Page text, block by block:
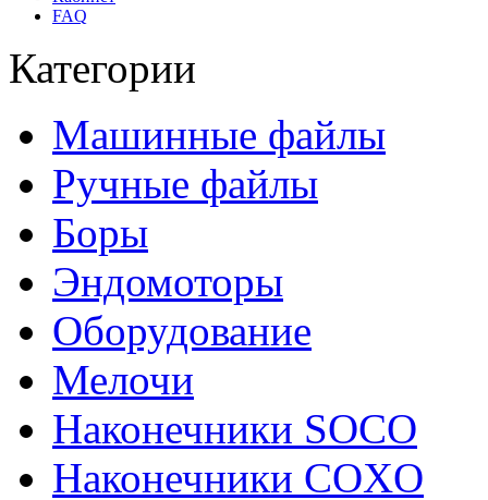
FAQ
Категории
Машинные файлы
Ручные файлы
Боры
Эндомоторы
Оборудование
Мелочи
Наконечники SOCO
Наконечники COXO